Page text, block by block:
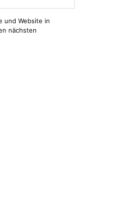
und Website in
nächsten